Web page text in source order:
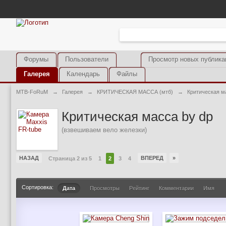
Просмотр новых
Форумы
Пользователи
Галерея
Календарь Файлы
MTB-FoRuM → Галерея → КРИТИЧЕСКАЯ МАССА (мтб) → Критическая
Критическая масса by dp
(взвешиваем вело железки)
НАЗАД Страница 2 из 5 1 2 3 4 ВПЕРЕД »
Сортировка: Дата Просмотры Рейтинг Комментарии Имя